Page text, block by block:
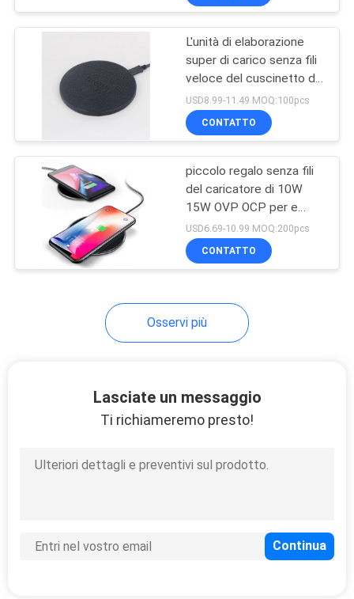
Caricatore senza fili
della sveglia
7
della lampada
Caricatore senza fili
L'unità di elaborazione
super di carico senza fili
veloce del cuscinetto di
Qi 10W riveste di pelle
induttivo
USD8.99-11.49 MOQ:100pcs
CONTATTO
piccolo regalo senza fili
del caricatore di 10W
15W OVP OCP per e
Iphone
USD6.69-10.99 MOQ:200pcs
CONTATTO
Osservi più
Lasciate un messaggio
Ti richiameremo presto!